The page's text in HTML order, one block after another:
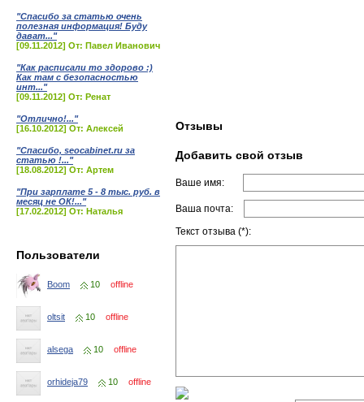
"Спасибо за статью очень
полезная информация! Буду
дават..."
[09.11.2012] От: Павел Иванович
"Как расписали то здорово :)
Как там с безопасностью
инт..."
[09.11.2012] От: Ренат
"Отлично!..."
[16.10.2012] От: Алексей
"Спасибо, seocabinet.ru за
статью !..."
[18.08.2012] От: Артем
"При зарплате 5 - 8 тыс. руб. в
месяц не ОК!..."
[17.02.2012] От: Наталья
Пользователи
Boom 10 offline
oltsit 10 offline
alsega 10 offline
orhideja79 10 offline
Отзывы
Добавить свой отзыв
Ваше имя:
Ваша почта:
Текст отзыва (*):